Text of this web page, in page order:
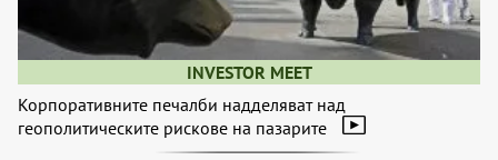
INVESTOR MEET
Корпоративните печалби надделяват над
геополитическите рискове на пазарите